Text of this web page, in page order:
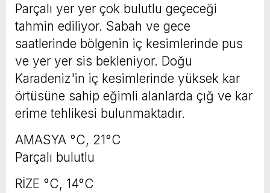
Parçalı yer yer çok bulutlu geçeceği
tahmin ediliyor. Sabah ve gece
saatlerinde bölgenin iç kesimlerinde pus
ve yer yer sis bekleniyor. Doğu
Karadeniz'in iç kesimlerinde yüksek kar
örtüsüne sahip eğimli alanlarda çığ ve kar
erime tehlikesi bulunmaktadır.
AMASYA °C, 21°C
Parçalı bulutlu
RİZE °C, 14°C